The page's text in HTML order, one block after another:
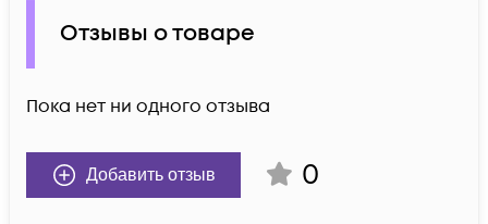
Отзывы о товаре
Пока нет ни одного отзыва
Добавить отзыв 0